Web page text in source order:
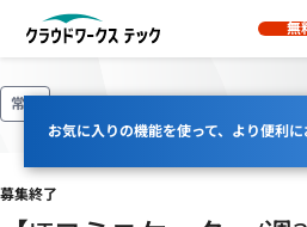
無
お気に入りの機能を使って、より便利に
常駐
募集終了